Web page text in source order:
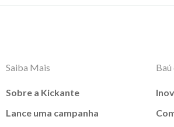
Saiba Mais
Sobre a Kickante
Lance uma campanha
Baú